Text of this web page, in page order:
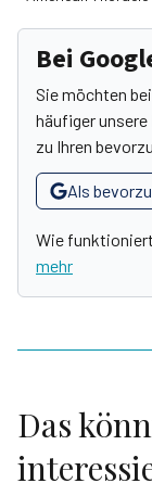
Bei
Sie möchten
häufiger
zu Ihren
Als
Wie
mehr
Das